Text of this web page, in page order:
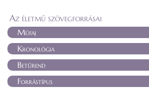
Az életmű szövegforrásai
Műfaj
Kronológia
Betűrend
Forrástípus